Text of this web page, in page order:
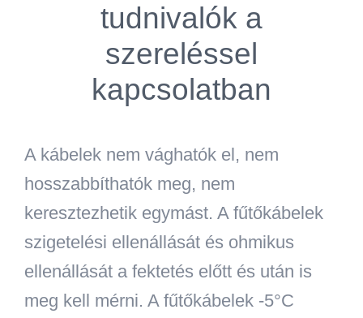
tudnivalók a
szereléssel
kapcsolatban
A kábelek nem vághatók el, nem
hosszabbíthatók meg, nem
keresztezhetik egymást. A fűtőkábelek
szigetelési ellenállását és ohmikus
ellenállását a fektetés előtt és után is
meg kell mérni. A fűtőkábelek -5°C